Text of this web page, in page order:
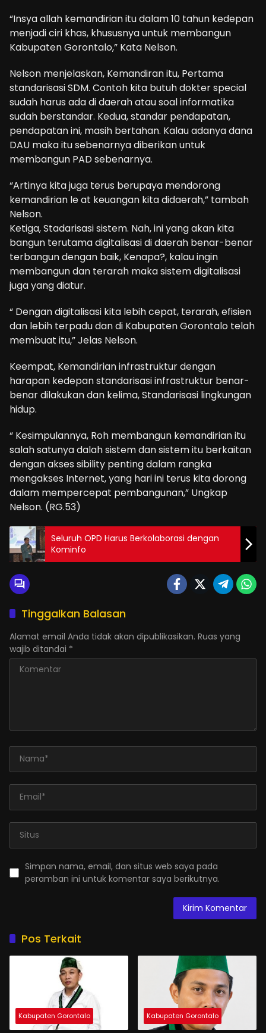
“Insya allah kemandirian itu dalam 10 tahun kedepan
menjadi ciri khas, khususnya untuk membangun
Kabupaten Gorontalo,” Kata Nelson.
Nelson menjelaskan, Kemandiran itu, Pertama
standarisasi SDM. Contoh kita butuh dokter special
sudah harus ada di daerah atau soal informatika
sudah berstandar. Kedua, standar pendapatan,
pendapatan ini, masih bertahan. Kalau adanya dana
DAU maka itu sebenarnya diberikan untuk
membangun PAD sebenarnya.
“Artinya kita juga terus berupaya mendorong
kemandirian le at keuangan kita didaerah,” tambah
Nelson.
Ketiga, Stadarisasi sistem. Nah, ini yang akan kita
bangun terutama digitalisasi di daerah benar-benar
terbangun dengan baik, Kenapa?, kalau ingin
membangun dan terarah maka sistem digitalisasi
juga yang diatur.
“ Dengan digitalisasi kita lebih cepat, terarah, efisien
dan lebih terpadu dan di Kabupaten Gorontalo telah
membuat itu,” Jelas Nelson.
Keempat, Kemandirian infrastruktur dengan
harapan kedepan standarisasi infrastruktur benar-
benar dilakukan dan kelima, Standarisasi lingkungan
hidup.
“ Kesimpulannya, Roh membangun kemandirian itu
salah satunya dalah sistem dan sistem itu berkaitan
dengan akses sibility penting dalam rangka
mengakses Internet, yang hari ini terus kita dorong
dalam mempercepat pembangunan,” Ungkap
Nelson. (RG.53)
Seluruh OPD Harus Berkolaborasi dengan
Kominfo
Tinggalkan Balasan
Alamat email Anda tidak akan dipublikasikan. Ruas yang
wajib ditandai *
Simpan nama, email, dan situs web saya pada
peramban ini untuk komentar saya berikutnya.
Pos Terkait
Kabupaten Gorontalo Kabupaten Gorontalo